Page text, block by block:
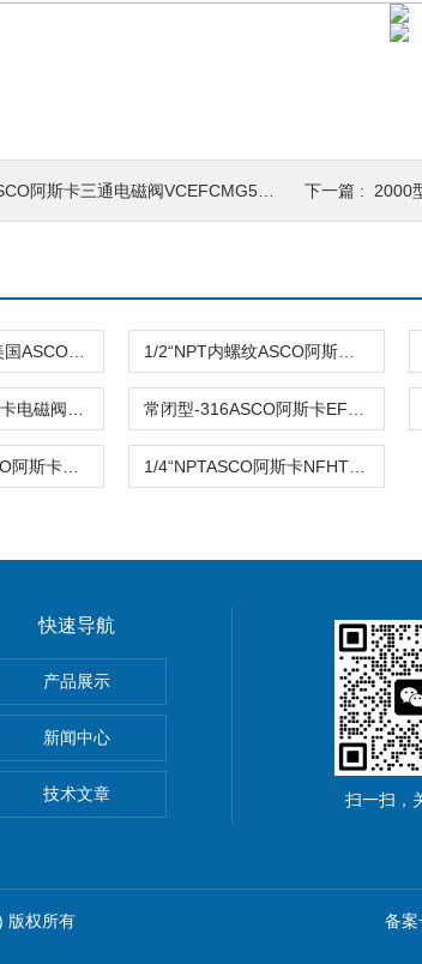
阿斯卡三通电磁阀VCEFCMG553G417MO 下一篇 : 2000型-
级电导传感器
计高黏度液体
气动阀
快速导航
产品展示
新闻中心
技术文章 扫一扫，
版权所有 备